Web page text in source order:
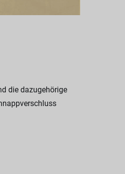
die dazugehörige